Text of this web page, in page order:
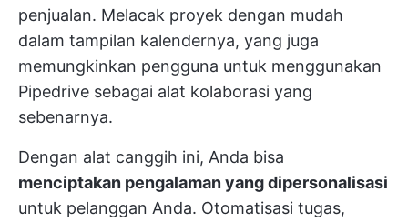
penjualan. Melacak proyek dengan mudah
dalam tampilan kalendernya, yang juga
memungkinkan pengguna untuk menggunakan
Pipedrive sebagai alat kolaborasi yang
sebenarnya.
Dengan alat canggih ini, Anda bisa
menciptakan pengalaman yang dipersonalisasi
untuk pelanggan Anda. Otomatisasi tugas,